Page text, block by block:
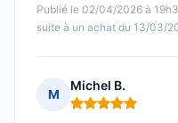
Publié le 02/04/2026 à
suite à un achat du 13/03/
M
Michel B.
Note : 5 sur 5